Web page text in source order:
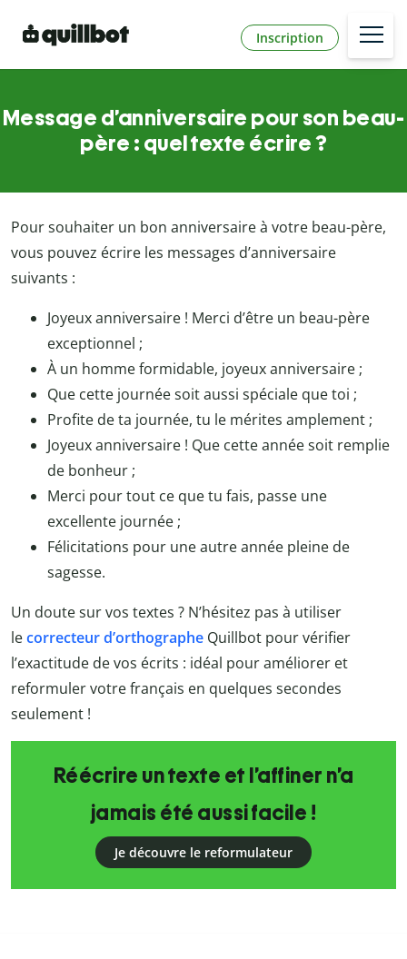
Inscription
Message d’anniversaire pour son beau-
père : quel texte écrire ?
Pour souhaiter un bon anniversaire à votre beau-père,
vous pouvez écrire les messages d’anniversaire
suivants :
Joyeux anniversaire ! Merci d’être un beau-père
exceptionnel ;
À un homme formidable, joyeux anniversaire ;
Que cette journée soit aussi spéciale que toi ;
Profite de ta journée, tu le mérites amplement ;
Joyeux anniversaire ! Que cette année soit remplie
de bonheur ;
Merci pour tout ce que tu fais, passe une
excellente journée ;
Félicitations pour une autre année pleine de
sagesse.
Un doute sur vos textes ? N’hésitez pas à utiliser
lecorrecteur d’orthographe Quillbot pour vérifier
l’exactitude de vos écrits : idéal pour améliorer et
reformuler votre français en quelques secondes
seulement !
Réécrire un texte et l’affiner n’a
jamais été aussi facile !
Je découvre le reformulateur